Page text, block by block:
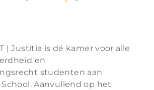
| Justitia is dé kamer voor alle
en
studenten aan
Aanvullend op het